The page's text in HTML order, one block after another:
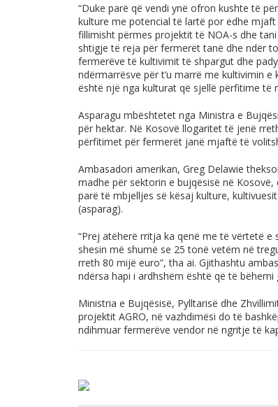
“Duke parë që vendi ynë ofron kushte të
kulture me potencial të lartë por edhe
fillimisht përmes projektit të NOA-s dhe
shtigje të reja për fermerët tanë dhe ndër
fermerëve të kultivimit të shpargut dhe
ndërmarrësve për t’u marrë me kultivimin
është një nga kulturat që sjellë përfitime të
Asparagu mbështetet nga Ministra e
për hektar. Në Kosovë llogaritet të jenë
përfitimet për fermerët janë mjaftë të
Ambasadori amerikan, Greg Delawie
madhe për sektorin e bujqësisë në
parë të mbjelljes së kësaj kulture,
(asparag).
“Prej atëherë rritja ka qenë me të vërtetë
shesin më shumë se 25 tonë vetëm në
rreth 80 mijë euro”, tha ai. Gjithashtu
ndërsa hapi i ardhshëm është që të
Ministria e Bujqësisë, Pylltarisë dhe
projektit AGRO, në vazhdimësi do të
ndihmuar fermerëve vendor në ngritje të